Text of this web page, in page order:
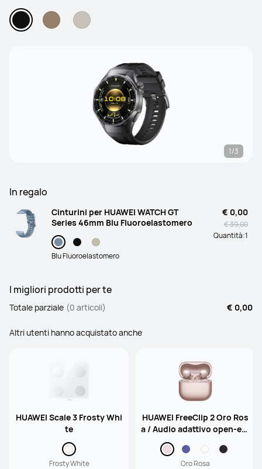
1/3
In regalo
Cinturini per HUAWEI WATCH GT
Series 46mm Blu Fluoroelastomero
Blu Fluoroelastomero
€ 0,00
€ 39,00
Quantità:1
I migliori prodotti per te
Totale parziale (0 articoli) € 0,00
Altri utenti hanno acquistato anche
HUAWEI Scale 3 Frosty Whi
te
Frosty White
HUAWEI FreeClip 2 Oro Ros
a / Audio adattivo open-ear
/ 9 ore di riproduzione / Im
permeabilità IP57
Oro Rosa